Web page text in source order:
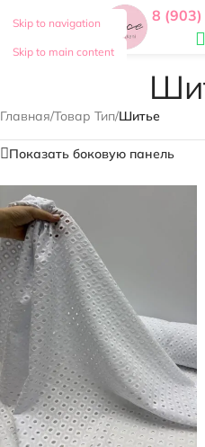
Skip to navigation
Skip to main content
8
Главная/Товар Тип/Шитье
Показать боковую панель